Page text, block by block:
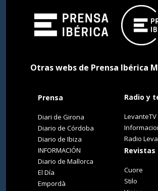
Otras webs de Prensa Ibérica
Prensa
Diari de Girona
Diario de Córdoba
Diario de Ibiza
INFORMACIÓN
Diario de Mallorca
El Día
Empordà
Radio y
LevanteTV
Radio
Revistas
Cuore
Stilo